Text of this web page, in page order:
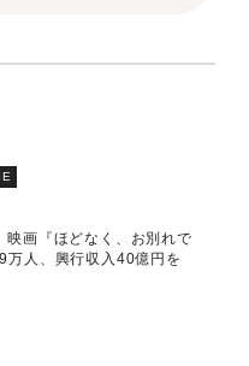
画『ほどなく、お別れで
万人、興行収入40億円を